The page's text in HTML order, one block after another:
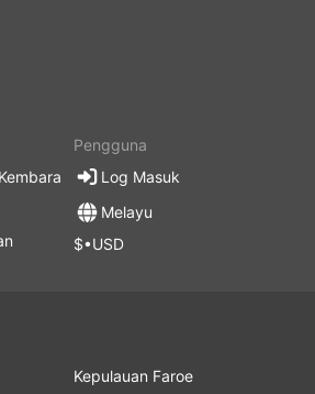
Pengguna
Log Masuk
Melayu
$•USD
Kepulauan Faroe